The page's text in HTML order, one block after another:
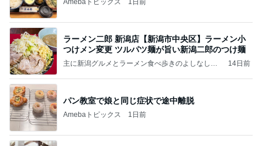
ラーメン二郎 新潟店【新潟市中央区】ラーメン小
つけメン変更 ツルパツ麺が旨い新潟二郎のつけ麺
主に新潟グルメとラーメン食べ歩きのよしなしご
14日前
パン教室で娘と同じ症状で途中離脱
Amebaトピックス 1日前